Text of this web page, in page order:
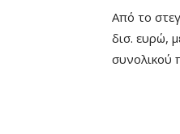
Από το
δισ. ευρώ,
συνολικού